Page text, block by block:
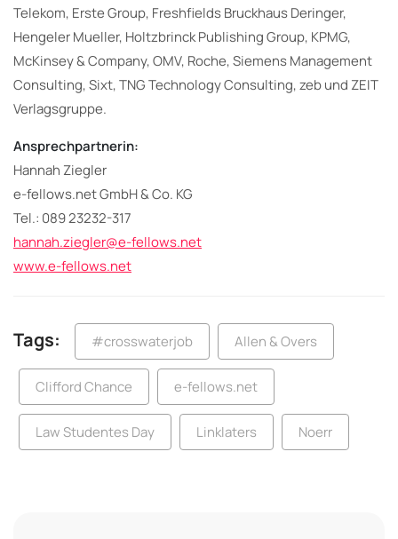
Telekom, Erste Group, Freshfields Bruckhaus Deringer,
Hengeler Mueller, Holtzbrinck Publishing Group, KPMG,
McKinsey & Company, OMV, Roche, Siemens Management
Consulting, Sixt, TNG Technology Consulting, zeb und ZEIT
Verlagsgruppe.
Ansprechpartnerin:
Hannah Ziegler
e-fellows.net GmbH & Co. KG
Tel.: 089 23232-317
hannah.ziegler@e-fellows.net
www.e-fellows.net
Tags: #crosswaterjob Allen & Overs
Clifford Chance e-fellows.net
Law Studentes Day Linklaters Noerr